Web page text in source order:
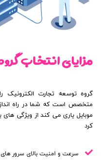
مزایای انتخاب
گروه توسعه تجارت الکترونیک
متخصص است که شما در راه
موبایل یاری می کند از ویژگی های
کرد
سرعت و امنیت بالای سرور های